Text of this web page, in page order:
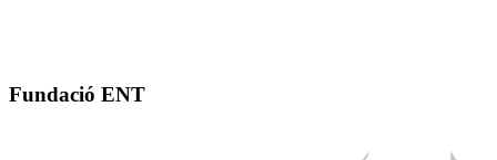
Fundació ENT